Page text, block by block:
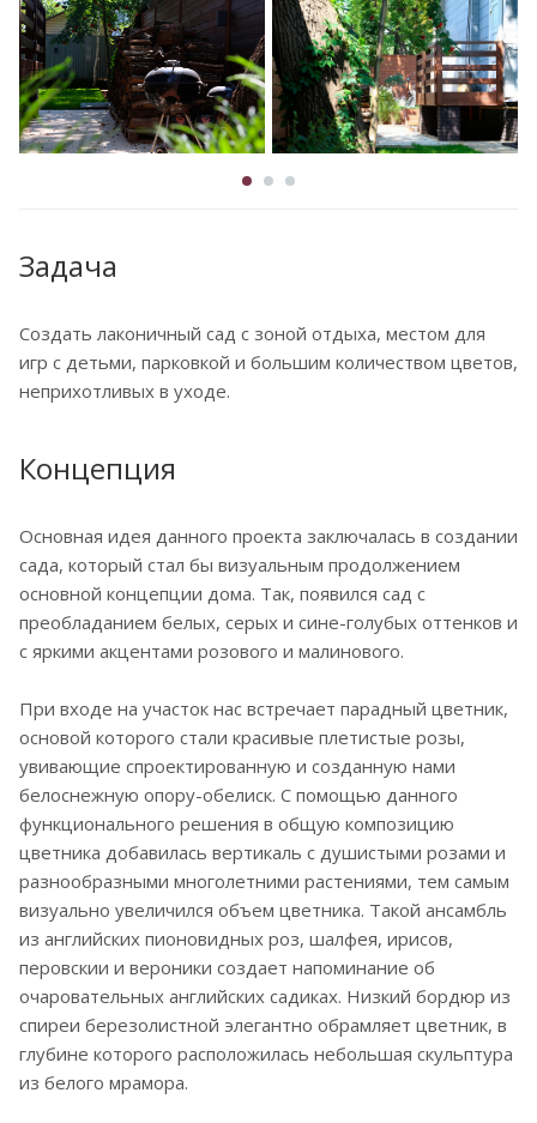
Задача
Создать лаконичный сад c зоной отдыха, местом для
игр с детьми, парковкой и большим количеством цветов,
неприхотливых в уходе.
Концепция
Основная идея данного проекта заключалась в создании
сада, который стал бы визуальным продолжением
основной концепции дома. Так, появился сад с
преобладанием белых, серых и сине-голубых оттенков и
с яркими акцентами розового и малинового.
При входе на участок нас встречает парадный цветник,
основой которого стали красивые плетистые розы,
увивающие спроектированную и созданную нами
белоснежную опору-обелиск. С помощью данного
функционального решения в общую композицию
цветника добавилась вертикаль с душистыми розами и
разнообразными многолетними растениями, тем самым
визуально увеличился объем цветника. Такой ансамбль
из английских пионовидных роз, шалфея, ирисов,
перовскии и вероники создает напоминание об
очаровательных английских садиках. Низкий бордюр из
спиреи березолистной элегантно обрамляет цветник, в
глубине которого расположилась небольшая скульптура
из белого мрамора.